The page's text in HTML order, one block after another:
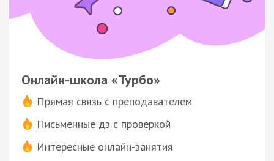
Онлайн-школа «Турбо»
Прямая связь с преподавателем
Письменные дз с проверкой
Интересные онлайн-занятия